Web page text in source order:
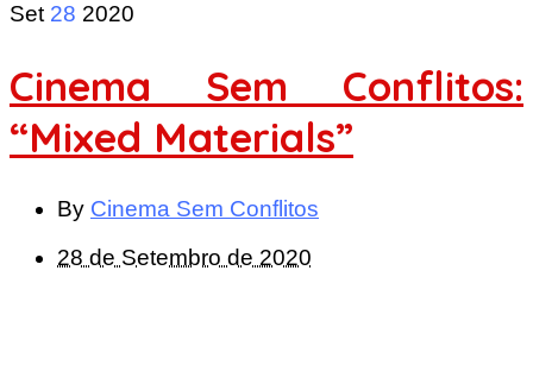
Set 28 2020
Cinema Sem Conflitos:
“Mixed Materials”
By Cinema Sem Conflitos
28 de Setembro de 2020